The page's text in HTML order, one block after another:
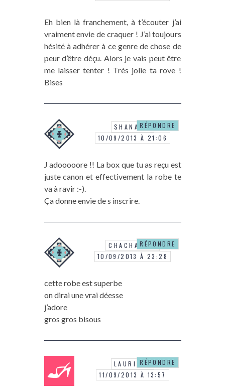
Eh bien là franchement, à t’écouter j’ai
vraiment envie de craquer ! J’ai toujours
hésité à adhérer à ce genre de chose de
peur d’être déçu. Alors je vais peut être
me laisser tenter ! Très jolie ta rove !
Bises
SHANALIE
10/09/2013 À 21:06
J adooooore !! La box que tu as reçu est
juste canon et effectivement la robe te
va à ravir :-).
Ça donne envie de s inscrire.
RÉPONDRE
CHACHAHIHI
10/09/2013 À 23:28
cette robe est superbe
on dirai une vrai déesse
j’adore
gros gros bisous
RÉPONDRE
LAURIANE
11/09/2013 À 13:57
RÉPONDRE